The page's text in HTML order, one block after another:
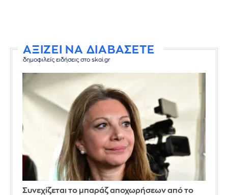
ΑΞΙΖΕΙ ΝΑ ΔΙΑΒΑΣΕΤΕ
δημοφιλείς ειδήσεις στο skai.gr
Συνεχίζεται το μπαράζ αποχωρήσεων από το